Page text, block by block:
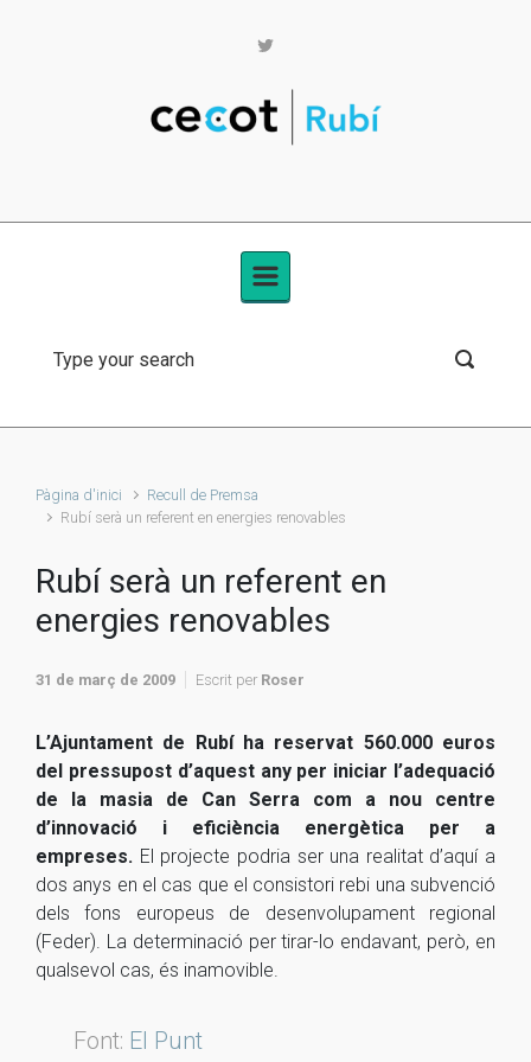
Pàgina d'inici
Recull de Premsa
Rubí serà un referent en energies renovables
Rubí serà un referent en
energies renovables
31 de març de 2009 Escrit per Roser
L’Ajuntament de Rubí ha reservat 560.000 euros
del pressupost d’aquest any per iniciar l’adequació
de la masia de Can Serra com a nou
centre
d’innovació i eficiència energètica
per a
empreses. El projecte podria ser una realitat d’aquí a
dos anys en el cas que el consistori rebi una subvenció
dels fons europeus de desenvolupament regional
(Feder). La determinació per tirar-lo endavant, però, en
qualsevol cas, és inamovible.
Font: El Punt